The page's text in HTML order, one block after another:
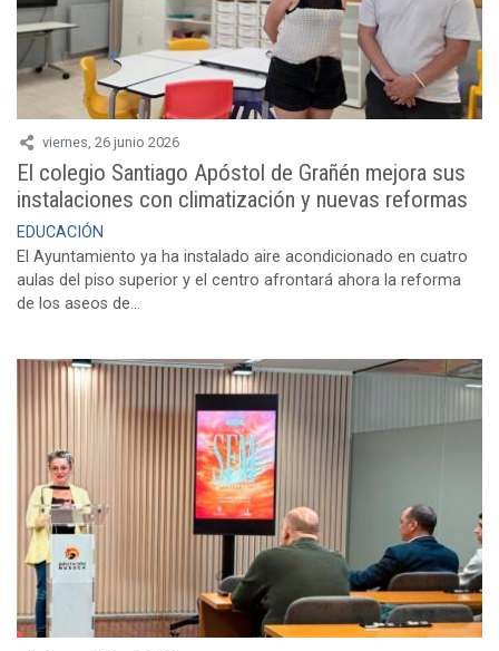
viernes, 26 junio 2026
El colegio Santiago Apóstol de Grañén mejora sus
instalaciones con climatización y nuevas reformas
EDUCACIÓN
El Ayuntamiento ya ha instalado aire acondicionado en cuatro
aulas del piso superior y el centro afrontará ahora la reforma
de los aseos de...